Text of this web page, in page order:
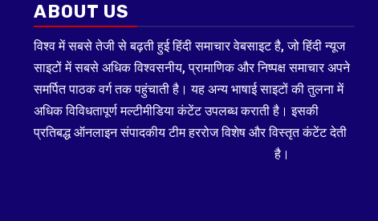
ABOUT US
विश्व में सबसे तेजी से बढ़ती हुई हिंदी समाचार वेबसाइट है, जो हिंदी न्यूज
साइटों में सबसे अधिक विश्वसनीय, प्रामाणिक और निष्पक्ष समाचार अपने
समर्पित पाठक वर्ग तक पहुंचाती है। यह अन्य भाषाई साइटों की तुलना में
अधिक विविधतापूर्ण मल्टीमीडिया कंटेंट उपलब्ध कराती है। इसकी
प्रतिबद्ध ऑनलाइन संपादकीय टीम हररोज विशेष और विस्तृत कंटेंट देती
है।